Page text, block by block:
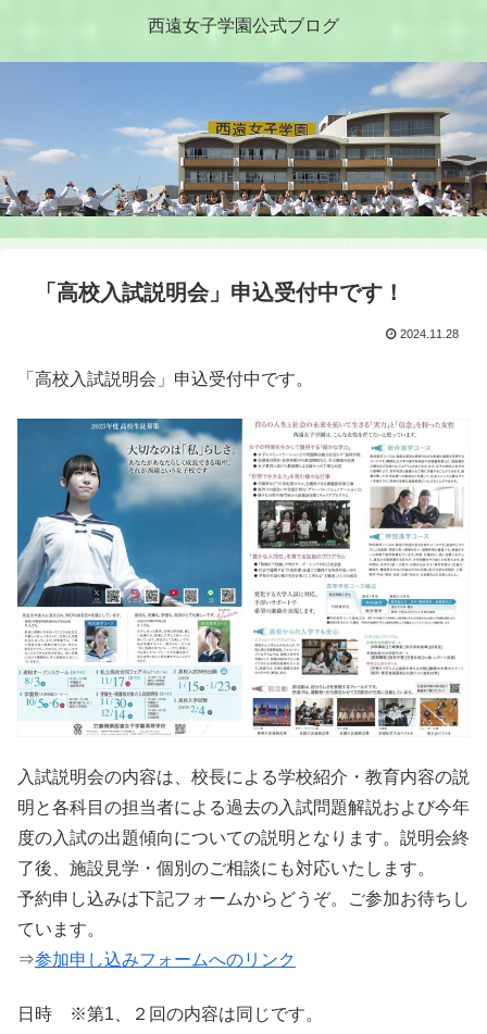
西遠女子学園公式ブログ
「高校入試説明会」申込受付中です！
2024.11.28
「高校入試説明会」申込受付中です。
入試説明会の内容は、校長による学校紹介・教育内容の説
明と各科目の担当者による過去の入試問題解説および今年
度の入試の出題傾向についての説明となります。説明会終
了後、施設見学・個別のご相談にも対応いたします。
予約申し込みは下記フォームからどうぞ。ご参加お待ちし
ています。
⇒参加申し込みフォームへのリンク
日時 ※第1、２回の内容は同じです。